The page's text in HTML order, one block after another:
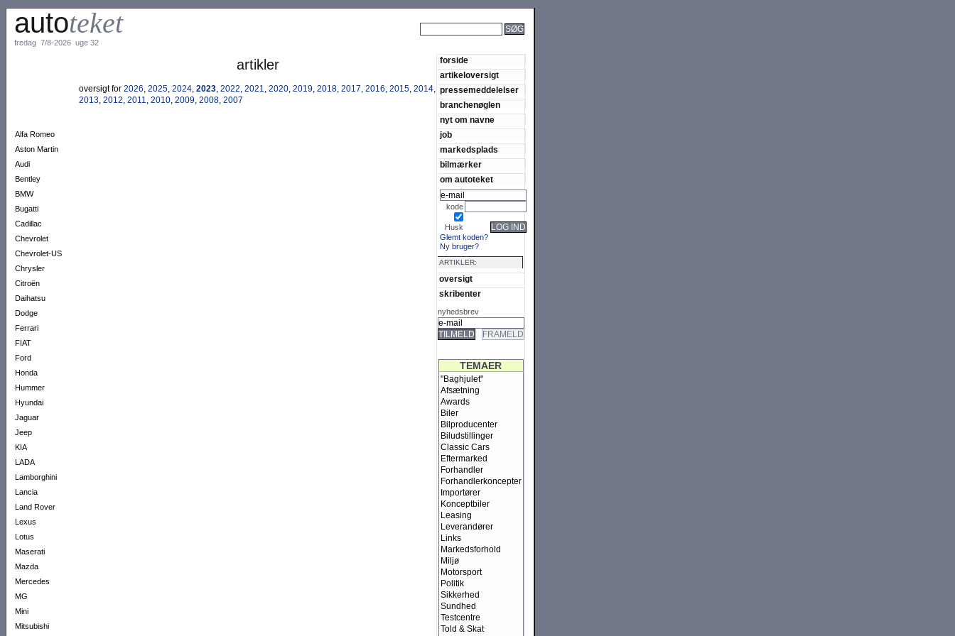
autoteket SØG
fredag 7/8-2026 uge 32
Alfa Romeo
Aston Martin
Audi
Bentley
BMW
Bugatti
Cadillac
Chevrolet
Chevrolet-US
Chrysler
Citroën
Daihatsu
Dodge
Ferrari
FIAT
Ford
Honda
Hummer
Hyundai
Jaguar
Jeep
KIA
LADA
Lamborghini
Lancia
Land Rover
Lexus
Lotus
Maserati
Mazda
Mercedes
MG
Mini
Mitsubishi
artikler
oversigt for 2026, 2025, 2024, 2023, 2022, 2021, 2020, 2019, 2018, 2017, 2016, 2015, 2014,
2013, 2012, 2011, 2010, 2009, 2008, 2007
forside
artikeloversigt
pressemeddelelser
branchenøglen
nyt om navne
job
markedsplads
bilmærker
om autoteket
kode
Husk LOG IND
Glemt koden?
Ny bruger?
ARTIKLER:
oversigt
skribenter
nyhedsbrev
TILMELD FRAMELD
TEMAER
"Baghjulet"
Afsætning
Awards
Biler
Bilproducenter
Biludstillinger
Classic Cars
Eftermarked
Forhandler
Forhandlerkoncepter
Importører
Konceptbiler
Leasing
Leverandører
Links
Markedsforhold
Miljø
Motorsport
Politik
Sikkerhed
Sundhed
Testcentre
Told & Skat